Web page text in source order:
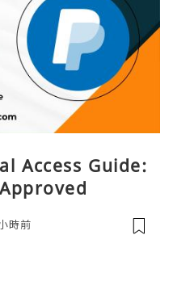
Access Guide:
時前